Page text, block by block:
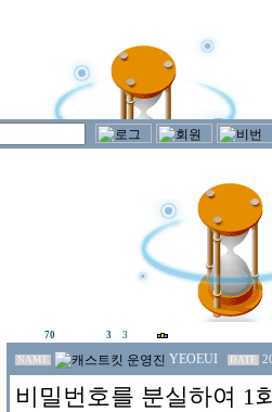
70 3 3
NAME YEOEUI DATE
비밀번호를 분실하여 1